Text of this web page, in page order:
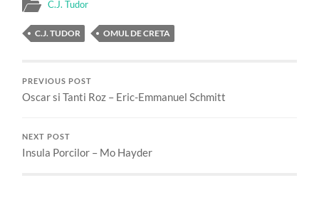
C.J. Tudor
C.J. TUDOR OMUL DE CRETA
PREVIOUS POST
Oscar si Tanti Roz – Eric-Emmanuel Schmitt
NEXT POST
Insula Porcilor – Mo Hayder